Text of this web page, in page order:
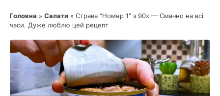
Головна » Салати » Страва “Номер 1” з 90х — Смачно на всі
часи. Дуже люблю цей рецепт